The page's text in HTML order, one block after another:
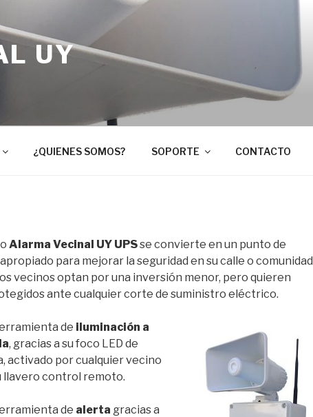
UY
¿QUIENES SOMOS? SOPORTE CONTACTO
Alarma Vecinal UY UPSse convierte en un punto de
para mejorar la seguridad en su calle o comunidad
vecinos optan por una inversión menor, pero quieren
ante cualquier corte de suministro eléctrico.
de iluminación a
, gracias a su foco LED de
activado por cualquier vecino
llavero control remoto.
de alerta gracias a